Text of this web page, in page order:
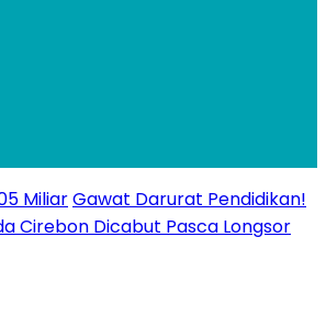
MiliarGawat Darurat Pendidikan!
Cirebon Dicabut Pasca Longsor